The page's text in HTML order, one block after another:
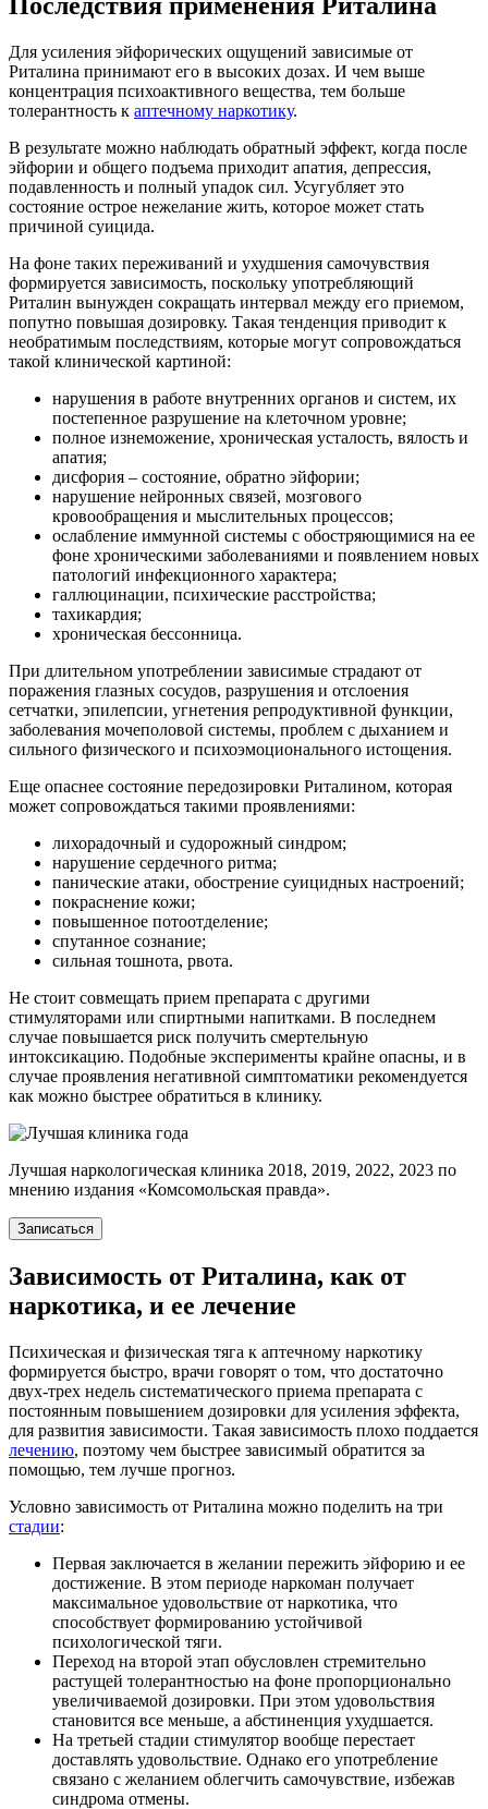
Для усиления эйфорических ощущений зависимые от
Риталина принимают его в высоких дозах. И чем выше
концентрация психоактивного вещества, тем больше
толерантность к аптечному наркотику.
В результате можно наблюдать обратный эффект, когда после
эйфории и общего подъема приходит апатия, депрессия,
подавленность и полный упадок сил. Усугубляет это
состояние острое нежелание жить, которое может стать
причиной суицида.
На фоне таких переживаний и ухудшения самочувствия
формируется зависимость, поскольку употребляющий
Риталин вынужден сокращать интервал между его приемом,
попутно повышая дозировку. Такая тенденция приводит к
необратимым последствиям, которые могут сопровождаться
такой клинической картиной:
нарушения в работе внутренних органов и систем, их
постепенное разрушение на клеточном уровне;
полное изнеможение, хроническая усталость, вялость и
апатия;
дисфория – состояние, обратно эйфории;
нарушение нейронных связей, мозгового
кровообращения и мыслительных процессов;
ослабление иммунной системы с обостряющимися на ее
фоне хроническими заболеваниями и появлением новых
патологий инфекционного характера;
галлюцинации, психические расстройства;
тахикардия;
хроническая бессонница.
При длительном употреблении зависимые страдают от
поражения глазных сосудов, разрушения и отслоения
сетчатки, эпилепсии, угнетения репродуктивной функции,
заболевания мочеполовой системы, проблем с дыханием и
сильного физического и психоэмоционального истощения.
Еще опаснее состояние передозировки Риталином, которая
может сопровождаться такими проявлениями:
лихорадочный и судорожный синдром;
нарушение сердечного ритма;
панические атаки, обострение суицидных настроений;
покраснение кожи;
повышенное потоотделение;
спутанное сознание;
сильная тошнота, рвота.
Не стоит совмещать прием препарата с другими
стимуляторами или спиртными напитками. В последнем
случае повышается риск получить смертельную
интоксикацию. Подобные эксперименты крайне опасны, и в
случае проявления негативной симптоматики рекомендуется
как можно быстрее обратиться в клинику.
Лучшая наркологическая клиника 2018, 2019, 2022, 2023 по
мнению издания «Комсомольская правда».
Записаться
Зависимость от Риталина, как от
наркотика, и ее лечение
Психическая и физическая тяга к аптечному наркотику
формируется быстро, врачи говорят о том, что достаточно
двух-трех недель систематического приема препарата с
постоянным повышением дозировки для усиления эффекта,
для развития зависимости. Такая зависимость плохо поддается
лечению, поэтому чем быстрее зависимый обратится за
помощью, тем лучше прогноз.
Условно зависимость от Риталина можно поделить на три
стадии:
Первая заключается в желании пережить эйфорию и ее
достижение. В этом периоде наркоман получает
максимальное удовольствие от наркотика, что
способствует формированию устойчивой
психологической тяги.
Переход на второй этап обусловлен стремительно
растущей толерантностью на фоне пропорционально
увеличиваемой дозировки. При этом удовольствия
становится все меньше, а абстиненция ухудшается.
На третьей стадии стимулятор вообще перестает
доставлять удовольствие. Однако его употребление
связано с желанием облегчить самочувствие, избежав
синдрома отмены.